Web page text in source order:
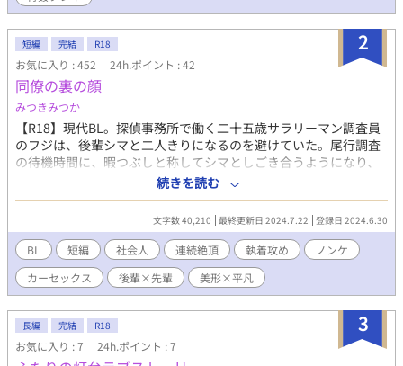
2
短編 完結 R18
お気に入り : 452 24h.ポイント : 42
同僚の裏の顔
みつきみつか
【R18】現代BL。探偵事務所で働く二十五歳サラリーマン調査員
のフジは、後輩シマと二人きりになるのを避けていた。尾行調査
の待機時間に、暇つぶしと称してシマとしごき合うようになり、
最近、行為がエスカレートしつつあったからだ。 ある夜、一週間
の張りつき仕事に疲れて車で寝ていたフジのもとに、呼んでいな
いシマがやってくる。そしてモブ男女の野外セックス現場に出く
わして覗き見をするうちに、シマが興奮してきて――。 ◆要素◆
イケメン後輩執着S攻×ノンケ先輩流され受。 同じ職場。入社時
期が違う同い年。 やや無理矢理です。 性描写等は※をつけます。
全体的にR18。 現代BL / 執着攻 / イケメン攻 / 同い年 / 平凡受 /
ノンケ受 / 無理矢理 / 言葉責め / 淫語 / フェラ（攻→受、受→攻）/
快楽堕ち / カーセックス / 一人称 / etc ◆注意事項◆ J庭で頒布予
定の同人誌用に書く予定の短編の試し読み版です。 モブ男女の絡
みあり（主人公たちには絡みません） 受は童貞ですが攻は経験あ
続きを読む
文字数 40,210 最終更新日 2024.7.22 登録日 2024.6.30
BL 短編 社会人 連続絶頂 執着攻め
ノンケ
カーセックス
後輩×先輩 美形×平凡
3
長編 完結 R18
お気に入り : 7 24h.ポイント : 7